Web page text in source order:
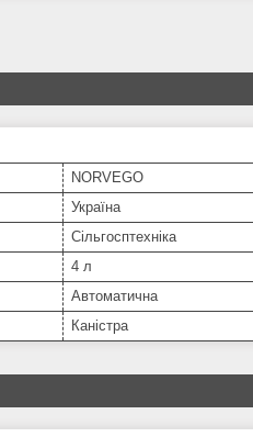
NORVEGO
Україна
Сільгосптехніка
4 л
Автоматична
Каністра